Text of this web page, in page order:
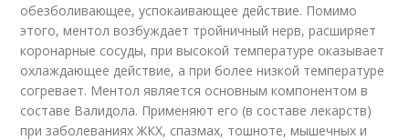
обезболивающее, успокаивающее действие. Помимо
этого, ментол возбуждает тройничный нерв, расширяет
коронарные сосуды, при высокой температуре оказывает
охлаждающее действие, а при более низкой температуре
согревает. Ментол является основным компонентом в
составе Валидола. Применяют его (в составе лекарств)
при заболеваниях ЖКХ, спазмах, тошноте, мышечных и